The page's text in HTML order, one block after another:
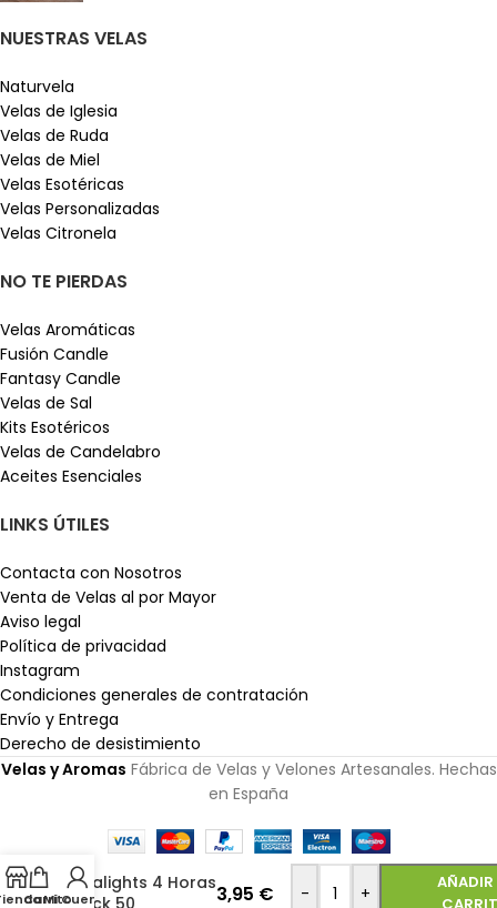
NUESTRAS VELAS
Naturvela
Velas de Iglesia
Velas de Ruda
Velas de Miel
Velas Esotéricas
Velas Personalizadas
Velas Citronela
NO TE PIERDAS
Velas Aromáticas
Fusión Candle
Fantasy Candle
Velas de Sal
Kits Esotéricos
Velas de Candelabro
Aceites Esenciales
LINKS ÚTILES
Contacta con Nosotros
Venta de Velas al por Mayor
Aviso legal
Política de privacidad
Instagram
Condiciones generales de contratación
Envío y Entrega
Derecho de desistimiento
Velas y Aromas Fábrica de Velas y Velones Artesanales. Hechas
en España
Carrito
Mi Cuenta
Tealights 4 Horas
Pack 50
3,95 € - +
AÑADIR